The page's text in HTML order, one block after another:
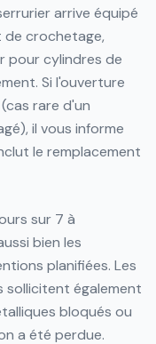
arrive équipé
crochetage,
pour cylindres de
Si l'ouverture
rare d'un
il vous informe
le remplacement
sur 7 à
bien les
planifiées. Les
sollicitent également
bloqués ou
a été perdue.